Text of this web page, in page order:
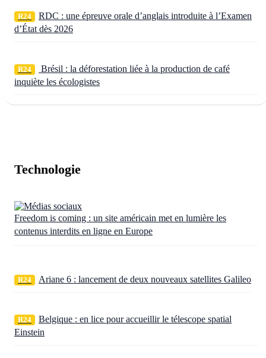
R24
RDC : une épreuve orale d’anglais introduite à l’Examen
d’État dès 2026
R24
Brésil : la déforestation liée à la production de café
inquiète les écologistes
Technologie
Freedom is coming : un site américain met en lumière les
contenus interdits en ligne en Europe
R24 Ariane 6 : lancement de deux nouveaux satellites Galileo
R24
Belgique : en lice pour accueillir le télescope spatial
Einstein